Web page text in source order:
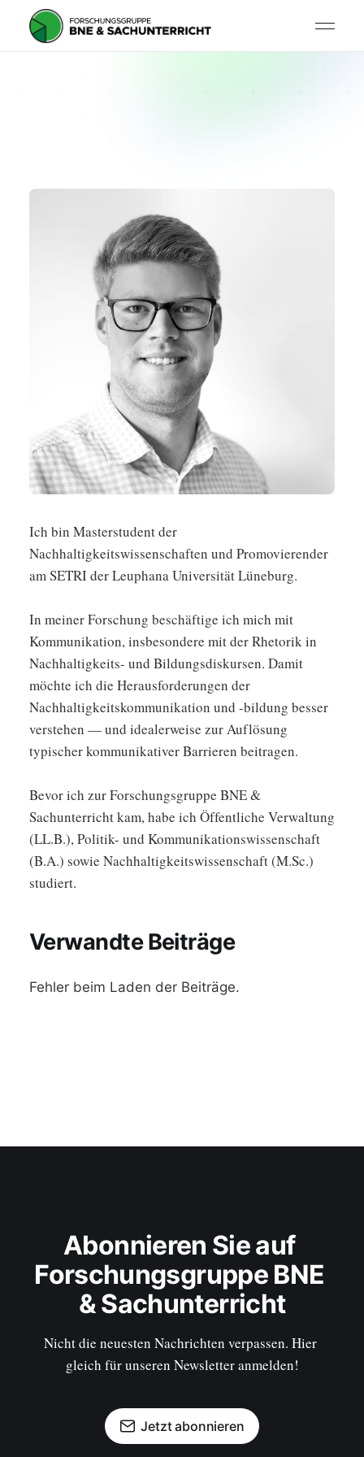
Ich bin Masterstudent der
Nachhaltigkeitswissenschaften und Promovierender
am SETRI der Leuphana Universität Lüneburg.
In meiner Forschung beschäftige ich mich mit
Kommunikation, insbesondere mit der Rhetorik in
Nachhaltigkeits- und Bildungsdiskursen. Damit
möchte ich die Herausforderungen der
Nachhaltigkeitskommunikation und -bildung besser
verstehen — und idealerweise zur Auflösung
typischer kommunikativer Barrieren beitragen.
Bevor ich zur Forschungsgruppe BNE &
Sachunterricht kam, habe ich Öffentliche Verwaltung
(LL.B.), Politik- und Kommunikationswissenschaft
(B.A.) sowie Nachhaltigkeitswissenschaft (M.Sc.)
studiert.
Verwandte Beiträge
Fehler beim Laden der Beiträge.
Abonnieren Sie auf
Forschungsgruppe BNE
& Sachunterricht
Nicht die neuesten Nachrichten verpassen. Hier
gleich für unseren Newsletter anmelden!
Jetzt abonnieren